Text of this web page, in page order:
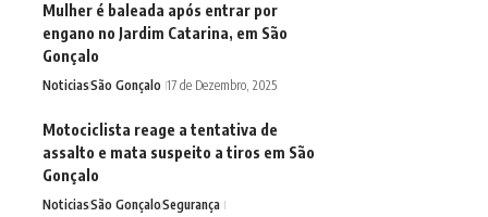
Mulher é baleada após entrar por
engano no Jardim Catarina, em São
Gonçalo
NoticiasSão Gonçalo 17 de Dezembro, 2025
Motociclista reage a tentativa de
assalto e mata suspeito a tiros em São
Gonçalo
NoticiasSão GonçaloSegurança